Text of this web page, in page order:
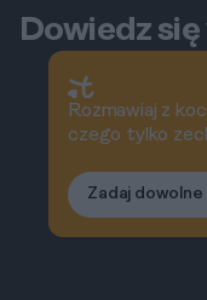
Dowiedz się
Rozmawiaj z
czego tylko
Zadaj